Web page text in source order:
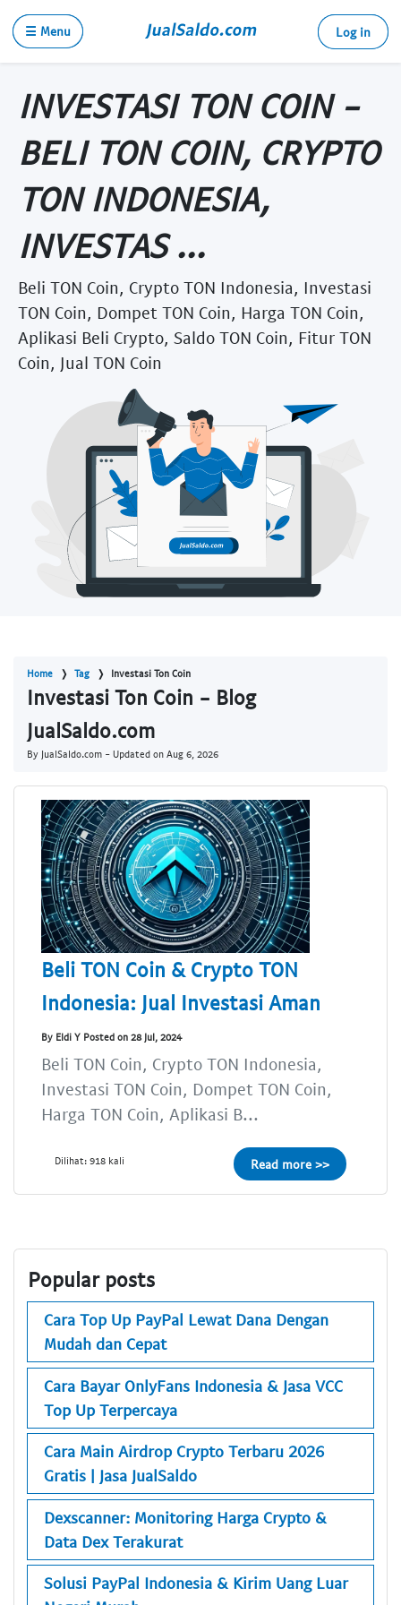
☰ Menu Log in
INVESTASI TON COIN -
BELI TON COIN, CRYPTO
TON INDONESIA,
INVESTAS ...
Beli TON Coin, Crypto TON Indonesia, Investasi
TON Coin, Dompet TON Coin, Harga TON Coin,
Aplikasi Beli Crypto, Saldo TON Coin, Fitur TON
Coin, Jual TON Coin
Home Tag Investasi Ton Coin
Investasi Ton Coin - Blog
JualSaldo.com
By JualSaldo.com - Updated on Aug 6, 2026
Beli TON Coin & Crypto TON
Indonesia: Jual Investasi Aman
By Eldi Y Posted on 28 Jul, 2024
Beli TON Coin, Crypto TON Indonesia,
Investasi TON Coin, Dompet TON Coin,
Harga TON Coin, Aplikasi B...
Dilihat: 918 kali Read more >>
Popular posts
Cara Top Up PayPal Lewat Dana Dengan
Mudah dan Cepat
Cara Bayar OnlyFans Indonesia & Jasa VCC
Top Up Terpercaya
Cara Main Airdrop Crypto Terbaru 2026
Gratis | Jasa JualSaldo
Dexscanner: Monitoring Harga Crypto &
Data Dex Terakurat
Solusi PayPal Indonesia & Kirim Uang Luar